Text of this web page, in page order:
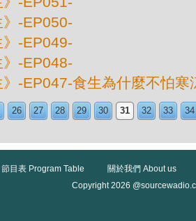
》-EP050-
》-EP049-
》-EP048-
》-EP047-食生為什麼不怕寒
26 27 28 29 30 31 32 33 34
節目表 Program Table
關於我們 About us
Copyright 2026